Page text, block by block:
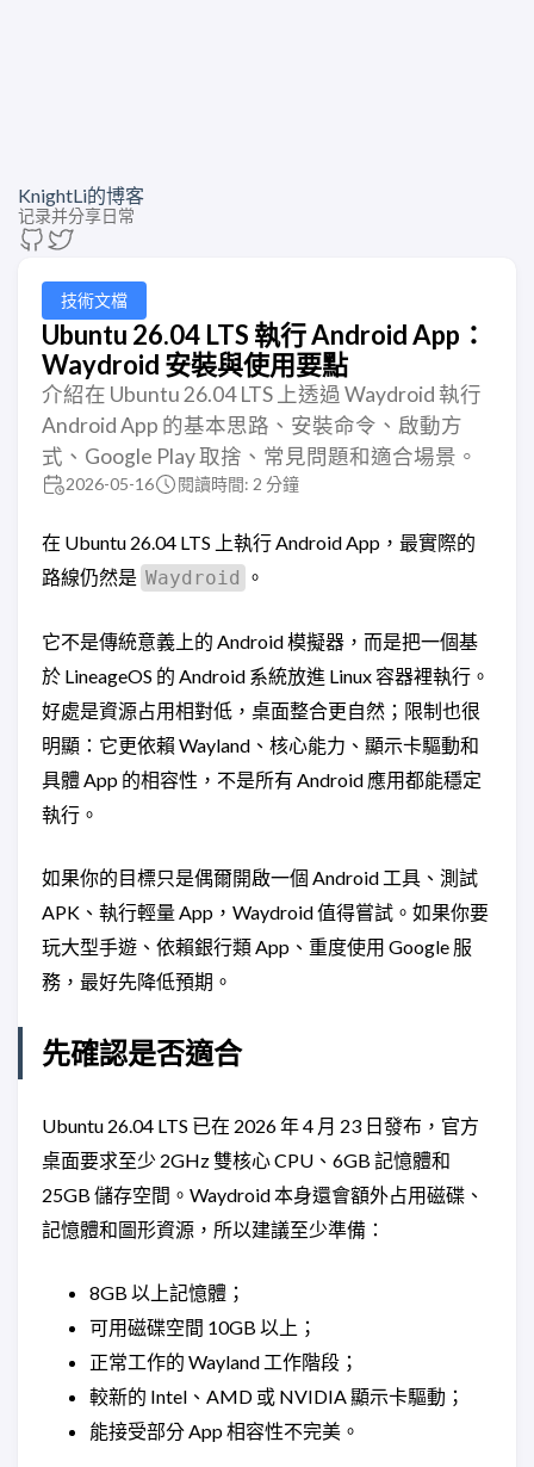
KnightLi的博客
记录并分享日常
技術文檔
Ubuntu 26.04 LTS 執行 Android App：
Waydroid 安裝與使用要點
介紹在 Ubuntu 26.04 LTS 上透過 Waydroid 執行
Android App 的基本思路、安裝命令、啟動方
式、Google Play 取捨、常見問題和適合場景。
2026-05-16 閱讀時間: 2 分鐘
在 Ubuntu 26.04 LTS 上執行 Android App，最實際的
路線仍然是 Waydroid 。
它不是傳統意義上的 Android 模擬器，而是把一個基
於 LineageOS 的 Android 系統放進 Linux 容器裡執行。
好處是資源占用相對低，桌面整合更自然；限制也很
明顯：它更依賴 Wayland、核心能力、顯示卡驅動和
具體 App 的相容性，不是所有 Android 應用都能穩定
執行。
如果你的目標只是偶爾開啟一個 Android 工具、測試
APK、執行輕量 App，Waydroid 值得嘗試。如果你要
玩大型手遊、依賴銀行類 App、重度使用 Google 服
務，最好先降低預期。
先確認是否適合
Ubuntu 26.04 LTS 已在 2026 年 4 月 23 日發布，官方
桌面要求至少 2GHz 雙核心 CPU、6GB 記憶體和
25GB 儲存空間。Waydroid 本身還會額外占用磁碟、
記憶體和圖形資源，所以建議至少準備：
8GB 以上記憶體；
可用磁碟空間 10GB 以上；
正常工作的 Wayland 工作階段；
較新的 Intel、AMD 或 NVIDIA 顯示卡驅動；
能接受部分 App 相容性不完美。